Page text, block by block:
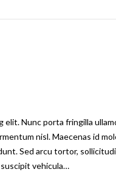
Nunc porta fringilla
nisl. Maecenas id
Sed arcu tortor,
vehicula…